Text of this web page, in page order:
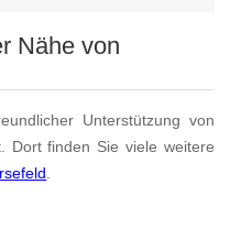
Nähe von
Unterstützung von
Dort finden Sie viele weitere